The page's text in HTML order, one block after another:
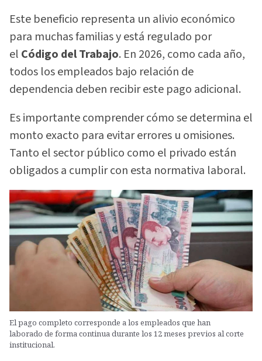
Este beneficio representa un alivio económico
para muchas familias y está regulado por
el Código del Trabajo. En 2026, como cada año,
todos los empleados bajo relación de
dependencia deben recibir este pago adicional.
Es importante comprender cómo se determina el
monto exacto para evitar errores u omisiones.
Tanto el sector público como el privado están
obligados a cumplir con esta normativa laboral.
El pago completo corresponde a los empleados que han
laborado de forma continua durante los 12 meses previos al corte
institucional.